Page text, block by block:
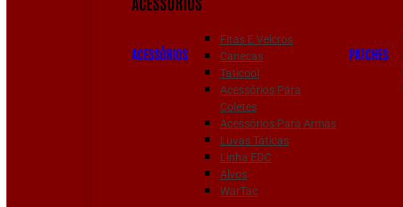
ACESSÓRIOS
Fitas E Velcros
Canecas
Taticool
Acessórios Para
Coletes
Acessórios Para Armas
Luvas Táticas
Linha EDC
Alvos
WarTac
PATCHES